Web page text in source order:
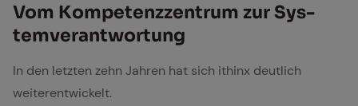
Vom Kom­pe­tenz­zen­trum zur Sys­
tem­ver­ant­wor­tung
In den letzten zehn Jahren hat sich ithinx deutlich
weiterentwickelt.